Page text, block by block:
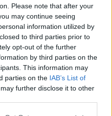
Please note that after your
may continue seeing
information utilized by
to third parties prior to
opt-out of the further
by third parties on the
This information may
parties on the IAB’s List of
further disclose it to other